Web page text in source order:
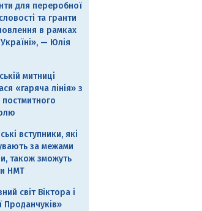
для переробної
та гранти
в рамках
— Юлія
митниці
«гаряча лінія» з
постмитного
вступники, які
за межами
також зможуть
НМТ
світ Віктора і
Проданчуків»